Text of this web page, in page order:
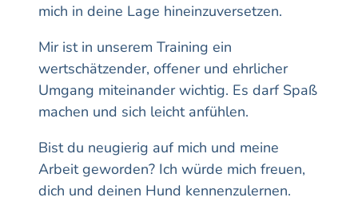
mich in deine Lage hineinzuversetzen.
Mir ist in unserem Training ein
wertschätzender, offener und ehrlicher
Umgang miteinander wichtig. Es darf Spaß
machen und sich leicht anfühlen.
Bist du neugierig auf mich und meine
Arbeit geworden? Ich würde mich freuen,
dich und deinen Hund kennenzulernen.